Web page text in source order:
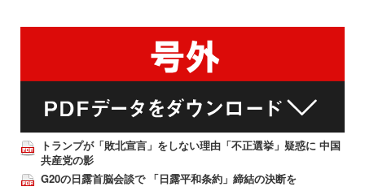
トランプが「敗北宣言」をしない理由「不正選挙」疑惑に 中国
共産党の影
G20の日露首脳会談で 「日露平和条約」締結の決断を